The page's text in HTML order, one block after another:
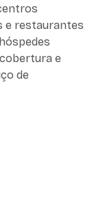
e restaurantes
e
de